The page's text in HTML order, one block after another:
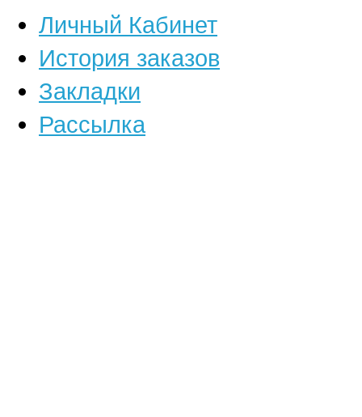
Личный Кабинет
История заказов
Закладки
Рассылка